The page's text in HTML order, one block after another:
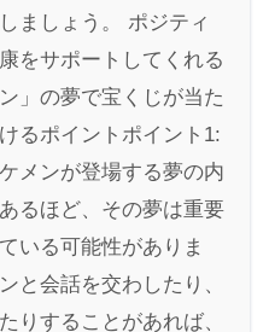
ましょう。 ポジティ
をサポートしてくれる
」の夢で宝くじが当た
るポイントポイント1:
メンが登場する夢の内
るほど、その夢は重要
いる可能性がありま
と会話を交わしたり、
りすることがあれば、